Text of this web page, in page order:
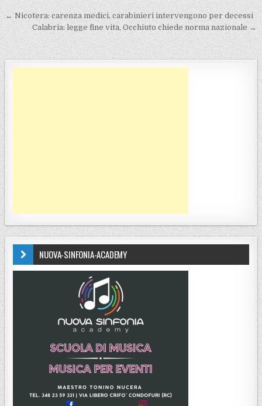
Navigazione articoli
← Nicotera: carenza medici, carabinieri intervengono per decessi
Calabria: legge fine vita, Occhiuto chiede norma nazionale →
NUOVA-SINFONIA-ACADEMY